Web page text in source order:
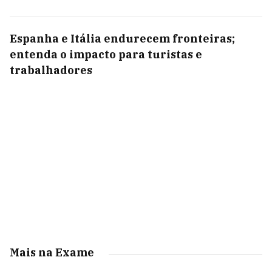
Espanha e Itália endurecem fronteiras;
entenda o impacto para turistas e
trabalhadores
Mais na Exame